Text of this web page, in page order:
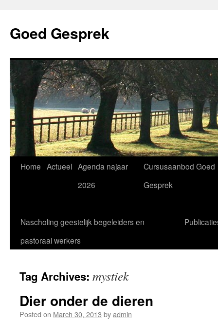
content
Goed Gesprek
Home Actueel Agenda najaar
2026
Cursusaanbod Goed
Gesprek
Nascholing geestelijk begeleiders en
pastoraal werkers
Tag Archives: mystiek
Dier onder de dieren
Posted on March 30, 2013 byadmin